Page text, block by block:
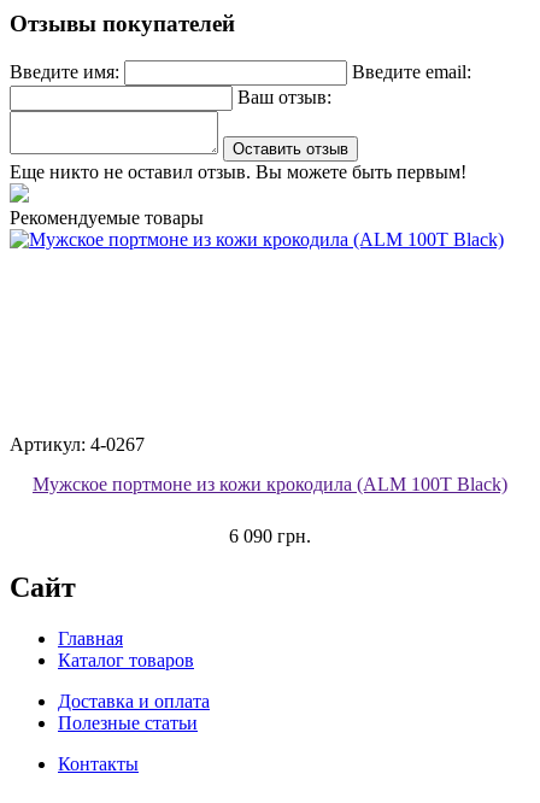
Отзывы покупателей
Введите имя:
Введите email:
Ваш отзыв:
Оставить отзыв
Еще никто не оставил отзыв. Вы можете быть первым!
Рекомендуемые товары
Артикул: 4-0267
Мужское портмоне из кожи крокодила (ALM 100T Black)
6 090 грн.
Сайт
Главная
Каталог товаров
Доставка и оплата
Полезные статьи
Контакты